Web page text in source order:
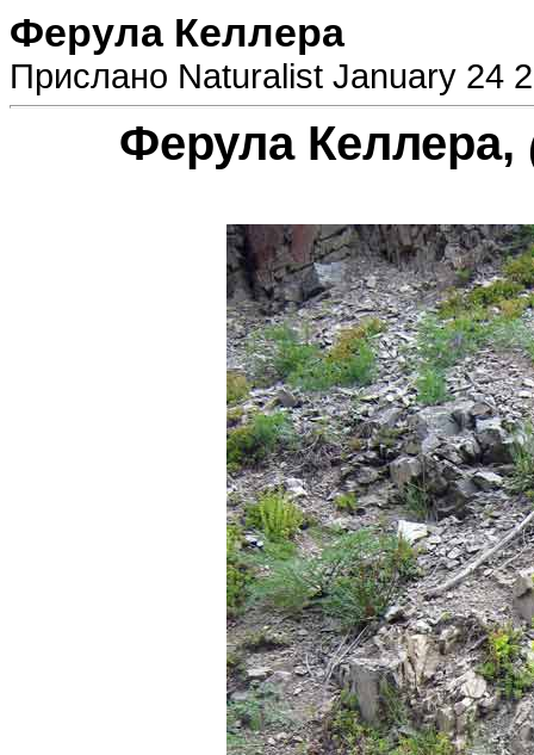
Ферула Келлера
Прислано Naturalist January 24
Ферула Келлера,